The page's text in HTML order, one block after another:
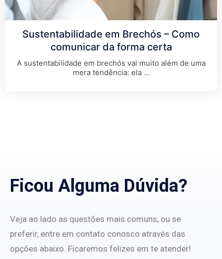
Sustentabilidade em Brechós – Como
comunicar da forma certa
A sustentabilidade em brechós vai muito além de uma
mera tendência: ela...
Ficou Alguma Dúvida?
Veja ao lado as questões mais comuns, ou se
preferir, entre em contato conosco através das
opções abaixo. Ficaremos felizes em te atender!